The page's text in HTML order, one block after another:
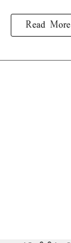
Read More